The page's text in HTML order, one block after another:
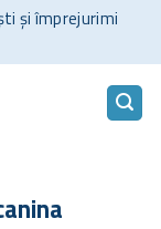
și împrejurimi